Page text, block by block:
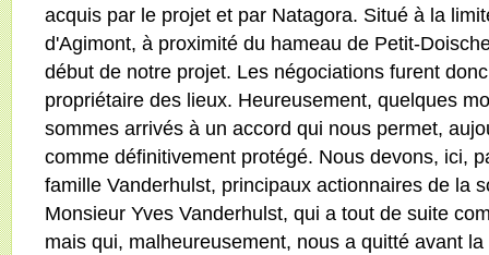
acquis par le projet et par Natagora. Situé à la
d'Agimont, à proximité du hameau de Petit-
début de notre projet. Les négociations furent
propriétaire des lieux. Heureusement, quelques
sommes arrivés à un accord qui nous permet,
comme définitivement protégé. Nous devons, ici,
famille Vanderhulst, principaux actionnaires de la
Monsieur Yves Vanderhulst, qui a tout de suite
mais qui, malheureusement, nous a quitté avant